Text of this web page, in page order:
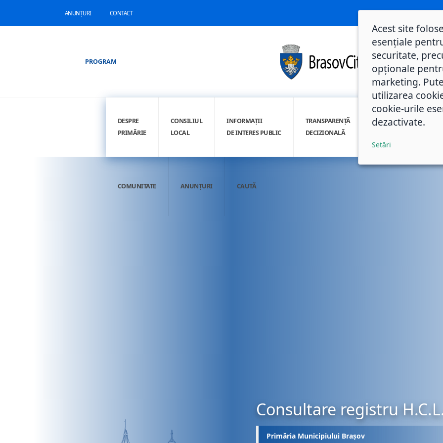
ANUNȚURI CONTACT
PROGRAM
DESPRE
PRIMĂRIE
CONSILIUL
LOCAL
INFORMAȚII
DE INTERES PUBLIC
TRANSPARENȚĂ
DECIZIONALĂ
INTEGRITATE
COMUNITATE ANUNȚURI CAUTĂ
Consultare registru
Primăria Municipiului Brașov
Acest site
esențiale
securitate,
opționale
marketing.
utilizarea
cookie-urile
dezactivate.
Setări